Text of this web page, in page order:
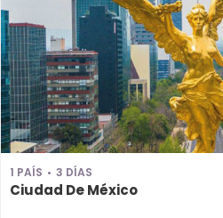
1 PAÍS 3 DÍAS
Ciudad De México